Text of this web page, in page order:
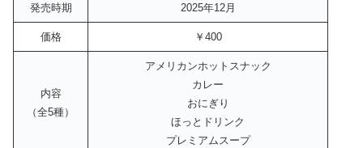
発売時期 2025年12月
価格 ￥400
内容
（全5種）
アメリカンホットスナック
カレー
おにぎり
ほっとドリンク
プレミアムスープ